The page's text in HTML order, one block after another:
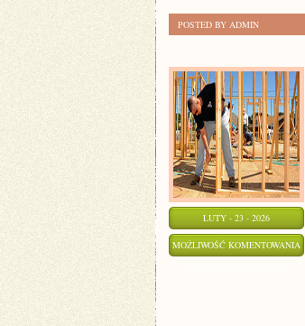
POSTED BY ADMIN
LUTY - 23 - 2026
MOŻLIWOŚĆ KOMENTOWANIA